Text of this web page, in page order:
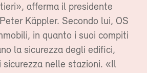
afferma il presidente
Käppler. Secondo lui, OS
in quanto i suoi compiti
la sicurezza degli edifici,
sicurezza nelle stazioni. «Il